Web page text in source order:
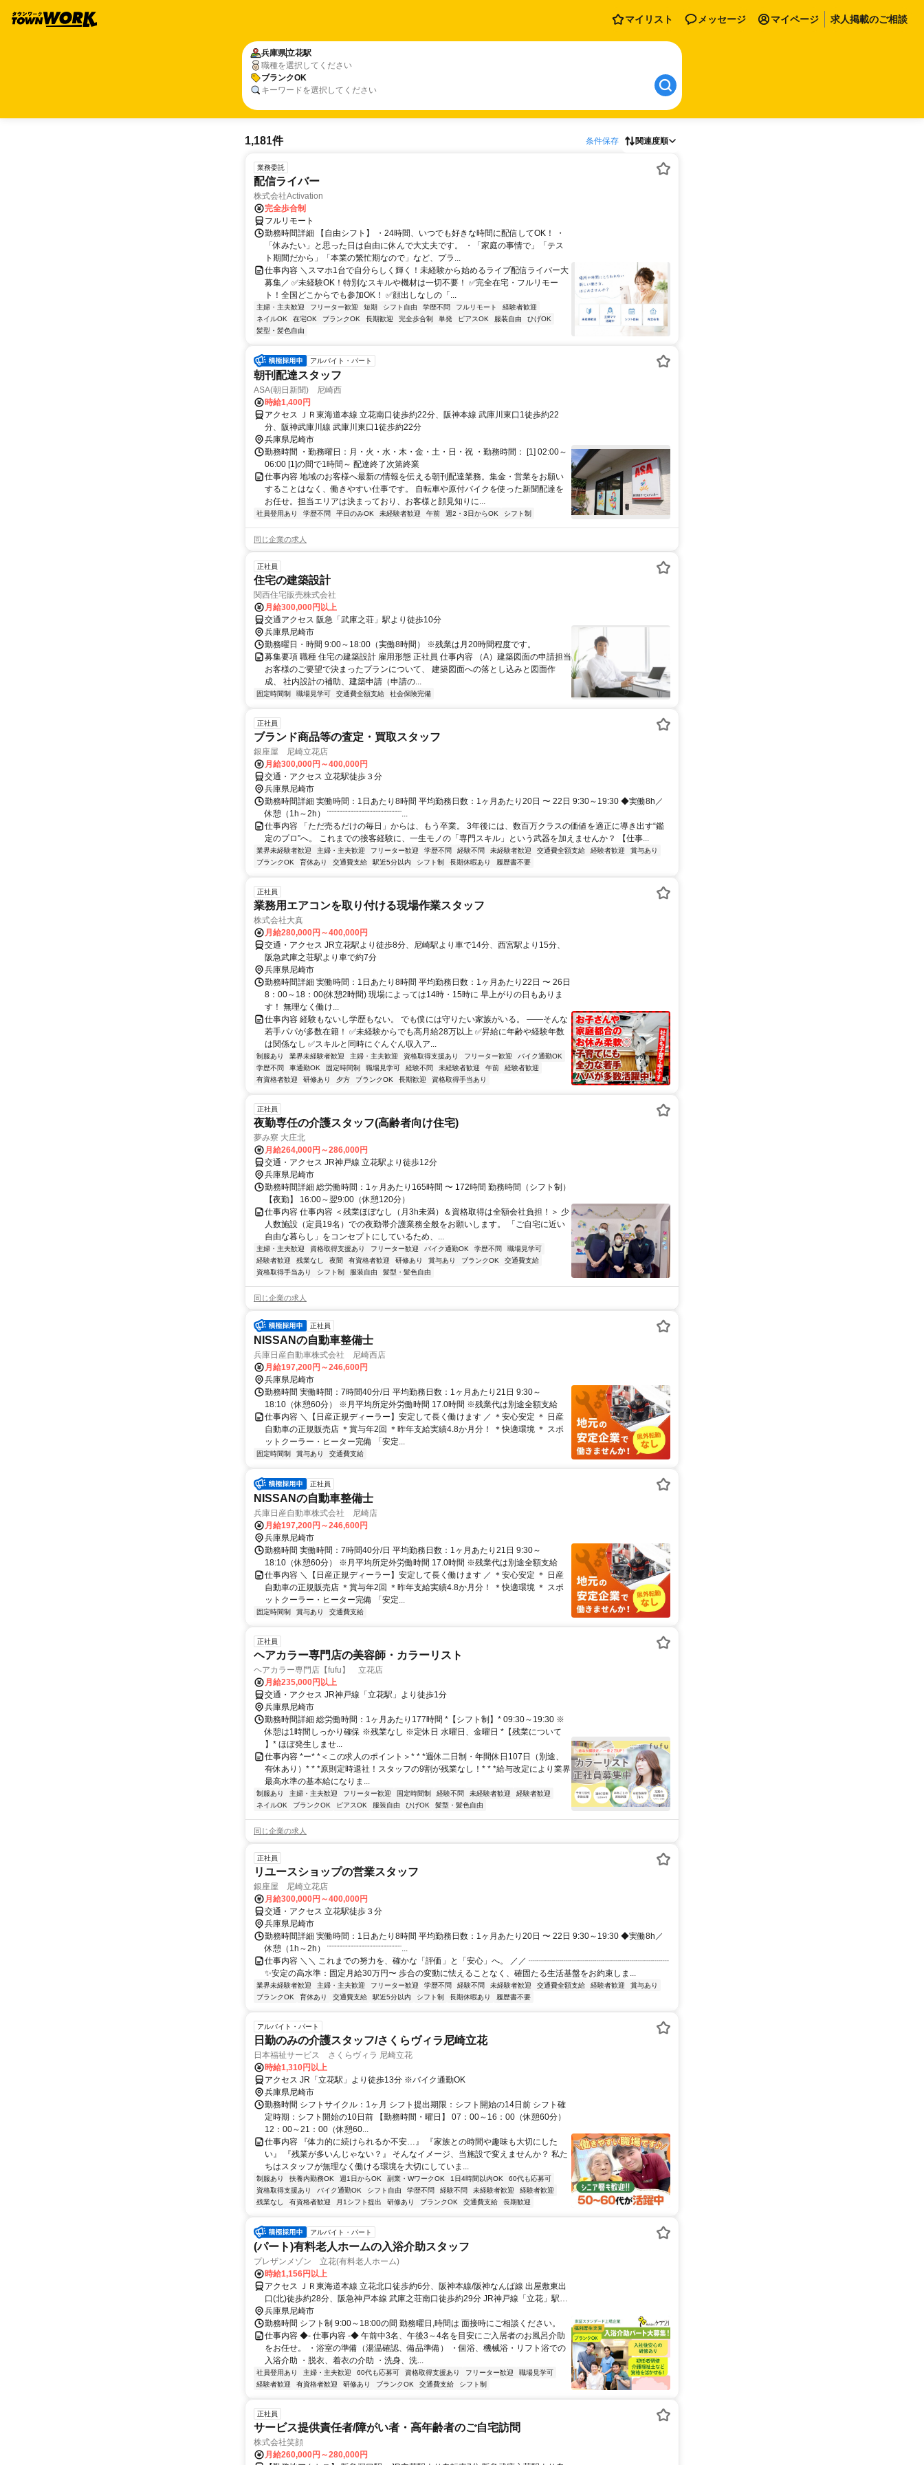
マイリスト メッセージ マイページ 求人掲載のご相談
兵庫県立花駅
職種を選択してください
ブランクOK
キーワードを選択してください
1,181件 条件保存 関連度順
業務委託
配信ライバー
株式会社Activation
完全歩合制
フルリモート
勤務時間詳細 【自由シフト】 ・24時間、いつでも好きな時間に配信してOK！ ・
「休みたい」と思った日は自由に休んで大丈夫です。 ・「家庭の事情で」「テス
ト期間だから」「本業の繁忙期なので」など、プラ...
仕事内容 ＼スマホ1台で自分らしく輝く！未経験から始めるライブ配信ライバー大
募集／ ✅未経験OK！特別なスキルや機材は一切不要！ ✅完全在宅・フルリモー
ト！全国どこからでも参加OK！ ✅顔出しなしの「...
主婦・主夫歓迎 フリーター歓迎 短期 シフト自由 学歴不問 フルリモート
経験者歓迎
ネイルOK
在宅OK ブランクOK 長期歓迎 完全歩合制 単発 ピアスOK 服装自由
ひげOK
髪型・髪色自由
アルバイト・パート
朝刊配達スタッフ
ASA(朝日新聞) 尼崎西
時給1,400円
アクセス ＪＲ東海道本線 立花南口徒歩約22分、阪神本線 武庫川東口1徒歩約22
分、阪神武庫川線 武庫川東口1徒歩約22分
兵庫県尼崎市
勤務時間 ・勤務曜日：月・火・水・木・金・土・日・祝 ・勤務時間： [1] 02:00～
06:00 [1]の間で1時間～ 配達終了次第終業
仕事内容 地域のお客様へ最新の情報を伝える朝刊配達業務。集金・営業をお願い
することはなく、働きやすい仕事です。 自転車や原付バイクを使った新聞配達を
お任せ。担当エリアは決まっており、お客様と顔見知りに...
社員登用あり 学歴不問 平日のみOK 未経験者歓迎 午前 週2・3日からOK シフト制
同じ企業の求人
正社員
住宅の建築設計
関西住宅販売株式会社
月給300,000円以上
交通アクセス 阪急「武庫之荘」駅より徒歩10分
兵庫県尼崎市
勤務曜日・時間 9:00～18:00（実働8時間） ※残業は月20時間程度です。
募集要項 職種 住宅の建築設計 雇用形態 正社員 仕事内容 （A）建築図面の申請担当
お客様のご要望で決まったプランについて、 建築図面への落とし込みと図面作
成、 社内設計の補助、建築申請（申請の...
固定時間制 職場見学可 交通費全額支給 社会保険完備
正社員
ブランド商品等の査定・買取スタッフ
銀座屋 尼崎立花店
月給300,000円～400,000円
交通・アクセス 立花駅徒歩３分
兵庫県尼崎市
勤務時間詳細 実働時間：1日あたり8時間 平均勤務日数：1ヶ月あたり20日 〜 22日 9:30～19:30 ◆実働8h／
休憩（1h～2h） ¨¨¨¨¨¨¨¨¨¨¨¨¨¨¨¨¨¨¨¨¨¨¨¨¨¨¨...
仕事内容 「ただ売るだけの毎日」からは、もう卒業。 3年後には、数百万クラスの価値を適正に導き出す“鑑
定のプロ”へ。 これまでの接客経験に、一生モノの「専門スキル」という武器を加えませんか？ 【仕事...
業界未経験者歓迎 主婦・主夫歓迎 フリーター歓迎 学歴不問 経験不問 未経験者歓迎 交通費全額支給 経験者歓迎
賞与あり
ブランクOK
育休あり 交通費支給 駅近5分以内 シフト制 長期休暇あり 履歴書不要
正社員
業務用エアコンを取り付ける現場作業スタッフ
株式会社大真
月給280,000円～400,000円
交通・アクセス JR立花駅より徒歩8分、尼崎駅より車で14分、西宮駅より15分、
阪急武庫之荘駅より車で約7分
兵庫県尼崎市
勤務時間詳細 実働時間：1日あたり8時間 平均勤務日数：1ヶ月あたり22日 〜 26日
8：00～18：00(休憩2時間) 現場によっては14時・15時に 早上がりの日もありま
す！ 無理なく働け...
仕事内容 経験もないし学歴もない。 でも僕には守りたい家族がいる。 ――そんな
若手パパが多数在籍！ ✅未経験からでも高月給28万以上 ✅昇給に年齢や経験年数
は関係なし ✅スキルと同時にぐんぐん収入ア...
制服あり 業界未経験者歓迎 主婦・主夫歓迎 資格取得支援あり フリーター歓迎
バイク通勤OK
学歴不問
車通勤OK 固定時間制 職場見学可 経験不問 未経験者歓迎 午前
経験者歓迎
有資格者歓迎
研修あり 夕方 ブランクOK 長期歓迎 資格取得手当あり
正社員
夜勤専任の介護スタッフ(高齢者向け住宅)
夢み寮 大庄北
月給264,000円～286,000円
交通・アクセス JR神戸線 立花駅より徒歩12分
兵庫県尼崎市
勤務時間詳細 総労働時間：1ヶ月あたり165時間 〜 172時間 勤務時間（シフト制）
【夜勤】 16:00～翌9:00（休憩120分）
仕事内容 仕事内容 ＜残業ほぼなし（月3h未満）＆資格取得は全額会社負担！＞ 少
人数施設（定員19名）での夜勤帯介護業務全般をお願いします。 「ご自宅に近い
自由な暮らし」をコンセプトにしているため、...
主婦・主夫歓迎 資格取得支援あり フリーター歓迎 バイク通勤OK 学歴不問
職場見学可
経験者歓迎
残業なし 夜間 有資格者歓迎 研修あり 賞与あり ブランクOK
交通費支給
資格取得手当あり
シフト制 服装自由 髪型・髪色自由
同じ企業の求人
正社員
NISSANの自動車整備士
兵庫日産自動車株式会社 尼崎西店
月給197,200円～246,600円
兵庫県尼崎市
勤務時間 実働時間：7時間40分/日 平均勤務日数：1ヶ月あたり21日 9:30～
18:10（休憩60分） ※月平均所定外労働時間 17.0時間 ※残業代は別途全額支給
仕事内容 ＼【日産正規ディーラー】安定して長く働けます ／ ＊安心安定 ＊ 日産
自動車の正規販売店 ＊賞与年2回 ＊昨年支給実績4.8か月分！ ＊快適環境 ＊ スポ
ットクーラー・ヒーター完備 「安定...
固定時間制 賞与あり 交通費支給
正社員
NISSANの自動車整備士
兵庫日産自動車株式会社 尼崎店
月給197,200円～246,600円
兵庫県尼崎市
勤務時間 実働時間：7時間40分/日 平均勤務日数：1ヶ月あたり21日 9:30～
18:10（休憩60分） ※月平均所定外労働時間 17.0時間 ※残業代は別途全額支給
仕事内容 ＼【日産正規ディーラー】安定して長く働けます ／ ＊安心安定 ＊ 日産
自動車の正規販売店 ＊賞与年2回 ＊昨年支給実績4.8か月分！ ＊快適環境 ＊ スポ
ットクーラー・ヒーター完備 「安定...
固定時間制 賞与あり 交通費支給
正社員
ヘアカラー専門店の美容師・カラーリスト
ヘアカラー専門店【fufu】 立花店
月給235,000円以上
交通・アクセス JR神戸線「立花駅」より徒歩1分
兵庫県尼崎市
勤務時間詳細 総労働時間：1ヶ月あたり177時間 *【シフト制】* 09:30～19:30 ※
休憩は1時間しっかり確保 ※残業なし ※定休日 水曜日、金曜日 *【残業について
】* ほぼ発生しませ...
仕事内容 *ー* *＜この求人のポイント＞* * *週休二日制・年間休日107日（別途、
有休あり）* * *原則定時退社！スタッフの9割が残業なし！* * *給与改定により業界
最高水準の基本給になりま...
制服あり 主婦・主夫歓迎 フリーター歓迎 固定時間制 経験不問 未経験者歓迎
経験者歓迎
ネイルOK
ブランクOK ピアスOK 服装自由 ひげOK 髪型・髪色自由
同じ企業の求人
正社員
リユースショップの営業スタッフ
銀座屋 尼崎立花店
月給300,000円～400,000円
交通・アクセス 立花駅徒歩３分
兵庫県尼崎市
勤務時間詳細 実働時間：1日あたり8時間 平均勤務日数：1ヶ月あたり20日 〜 22日 9:30～19:30 ◆実働8h／
休憩（1h～2h） ¨¨¨¨¨¨¨¨¨¨¨¨¨¨¨¨¨¨¨¨¨¨¨¨¨¨¨...
仕事内容 ＼＼ これまでの努力を、確かな「評価」と「安心」へ。 ／／ ┈┈┈┈┈┈┈┈┈┈┈┈┈┈┈┈┈
✨安定の高水準：固定月給30万円〜 歩合の変動に怯えることなく、確固たる生活基盤をお約束しま...
業界未経験者歓迎 主婦・主夫歓迎 フリーター歓迎 学歴不問 経験不問 未経験者歓迎 交通費全額支給 経験者歓迎
賞与あり
ブランクOK
育休あり 交通費支給 駅近5分以内 シフト制 長期休暇あり 履歴書不要
アルバイト・パート
日勤のみの介護スタッフ/さくらヴィラ尼崎立花
日本福祉サービス さくらヴィラ 尼崎立花
時給1,310円以上
アクセス JR「立花駅」より徒歩13分 ※バイク通勤OK
兵庫県尼崎市
勤務時間 シフトサイクル：1ヶ月 シフト提出期限：シフト開始の14日前 シフト確
定時期：シフト開始の10日前 【勤務時間・曜日】 07：00～16：00（休憩60分）
12：00～21：00（休憩60...
仕事内容 『体力的に続けられるか不安…』 『家族との時間や趣味も大切にした
い』 『残業が多いんじゃない？』 そんなイメージ、当施設で変えませんか？ 私た
ちはスタッフが無理なく働ける環境を大切にしていま...
制服あり 扶養内勤務OK 週1日からOK 副業・WワークOK 1日4時間以内OK
60代も応募可
資格取得支援あり
バイク通勤OK シフト自由 学歴不問 経験不問 未経験者歓迎
経験者歓迎
残業なし
有資格者歓迎 月1シフト提出 研修あり ブランクOK 交通費支給 長期歓迎
アルバイト・パート
(パート)有料老人ホームの入浴介助スタッフ
プレザンメゾン 立花(有料老人ホーム)
時給1,156円以上
アクセス ＪＲ東海道本線 立花北口徒歩約6分、阪神本線/阪神なんば線 出屋敷東出
口(北)徒歩約28分、阪急神戸本線 武庫之荘南口徒歩約29分 JR神戸線「立花」駅か
ら徒歩約7分
兵庫県尼崎市
勤務時間 シフト制 9:00～18:00の間 勤務曜日,時間は 面接時にご相談ください。
仕事内容 ◆- 仕事内容 -◆ 午前中3名、午後3～4名を目安にご入居者のお風呂介助
をお任せ。 ・浴室の準備（湯温確認、備品準備） ・個浴、機械浴・リフト浴での
入浴介助 ・脱衣、着衣の介助 ・洗身、洗...
社員登用あり 主婦・主夫歓迎 60代も応募可 資格取得支援あり フリーター歓迎
職場見学可
経験者歓迎
有資格者歓迎 研修あり ブランクOK 交通費支給 シフト制
正社員
サービス提供責任者/障がい者・高年齢者のご自宅訪問
株式会社笑顔
月給260,000円～280,000円